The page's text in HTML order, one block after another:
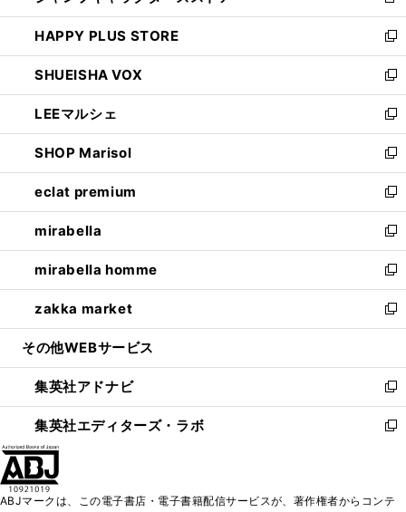
ン
ド
ウ
で
開
く
ウ
ィ
ン
ド
ウ
で
開
く
し
い
ウ
ィ
ン
ド
ウ
で
開
く
HAPPY PLUS STORE
新
し
い
ウ
ィ
ン
ド
ウ
で
開
く
SHUEISHA VOX
新
し
い
ウ
ィ
ン
ド
ウ
で
開
く
LEEマルシェ
新
し
い
ウ
ィ
ン
ド
ウ
で
開
く
SHOP Marisol
新
し
い
ウ
ィ
ン
ド
ウ
で
開
eclat premium
新
し
い
ウ
ィ
ン
ド
ウ
開
く
mirabella
新
し
い
ウ
ィ
ン
ウ
で
開
く
mirabella homme
新
し
い
ウ
ン
ド
ウ
で
zakka market
新
し
ウ
ィ
ン
ド
く
その他WEBサービス
集英社アドナビ
新
し
い
ド
集英社エディターズ・ラボ
新
ィ
ABJマークは、この電子書店・電子書籍配信サービスが、著作権者からコンテ